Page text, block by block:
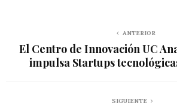
ANTERIOR
El Centro de Innovación UC
impulsa Startups
SIGUIENTE